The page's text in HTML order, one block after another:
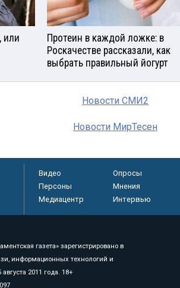
или
Протеин в каждой ложке: в
Роскачестве рассказали, как
выбрать правильный йогурт
Новости СМИ2
Новости МирТесен
Видео Опросы
Персоны
Мнения
Медиацентр
Интервью
газета» зарегистрировано в
информационных технологий и
2011 года. 18+